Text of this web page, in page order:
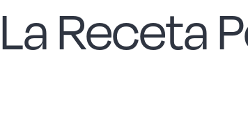
La Receta